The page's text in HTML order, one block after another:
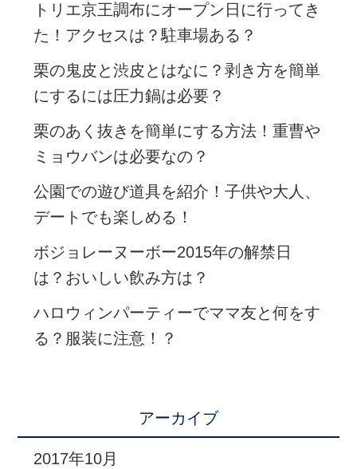
トリエ京王調布にオープン日に行ってき
た！アクセスは？駐車場ある？
栗の鬼皮と渋皮とはなに？剥き方を簡単
にするには圧力鍋は必要？
栗のあく抜きを簡単にする方法！重曹や
ミョウバンは必要なの？
公園での遊び道具を紹介！子供や大人、
デートでも楽しめる！
ボジョレーヌーボー2015年の解禁日
は？おいしい飲み方は？
ハロウィンパーティーでママ友と何をす
る？服装に注意！？
アーカイブ
2017年10月